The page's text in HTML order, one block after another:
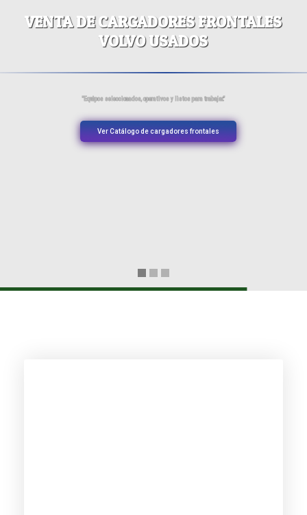
VENTA DE CARGADORES FRONTALES
VOLVO USADOS
"Equipos seleccionados, operativos y listos para trabajar."
Ver Catálogo de cargadores frontales